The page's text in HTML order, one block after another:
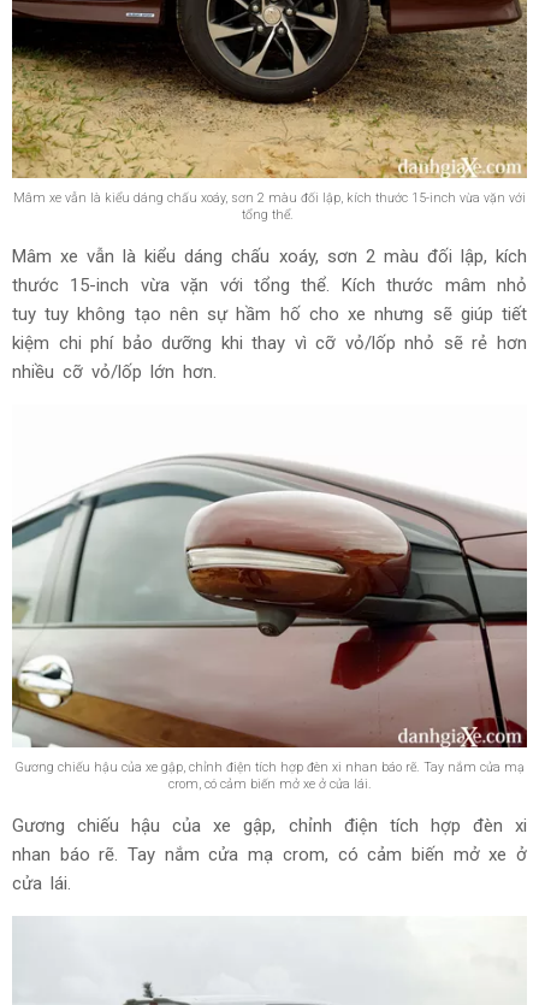
Mâm xe vẫn là kiểu dáng chấu xoáy, sơn 2 màu đối lập, kích thước 15-inch vừa vặn với
tổng thể.
Mâm xe vẫn là kiểu dáng chấu xoáy, sơn 2 màu đối lập, kích
thước 15-inch vừa vặn với tổng thể. Kích thước mâm nhỏ
tuy tuy không tạo nên sự hầm hố cho xe nhưng sẽ giúp tiết
kiệm chi phí bảo dưỡng khi thay vì cỡ vỏ/lốp nhỏ sẽ rẻ hơn
nhiều cỡ vỏ/lốp lớn hơn.
Gương chiếu hậu của xe gập, chỉnh điện tích hợp đèn xi nhan báo rẽ. Tay nắm cửa mạ
crom, có cảm biến mở xe ở cửa lái.
Gương chiếu hậu của xe gập, chỉnh điện tích hợp đèn xi
nhan báo rẽ. Tay nắm cửa mạ crom, có cảm biến mở xe ở
cửa lái.